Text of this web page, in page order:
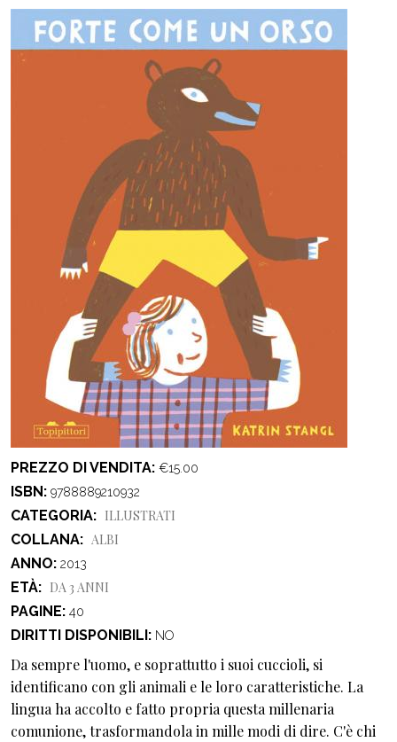
PREZZO DI VENDITA €15.00
ISBN 9788889210932
CATEGORIA
ILLUSTRATI
COLLANA
ALBI
ANNO 2013
ETÀ
DA 3 ANNI
PAGINE 40
DIRITTI DISPONIBILI NO
Da sempre l'uomo, e soprattutto i suoi cuccioli, si
identificano con gli animali e le loro caratteristiche. La
lingua ha accolto e fatto propria questa millenaria
comunione, trasformandola in mille modi di dire. C'è chi